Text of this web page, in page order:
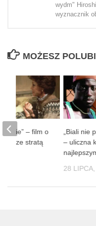
wydm"
wyznacznik
MOŻESZ
„Biali nie
– uliczna
28
ludzie” – film o
ze stratą